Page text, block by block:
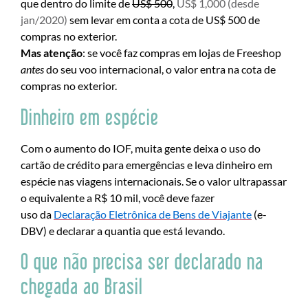
que dentro do limite deUS$ 500, US$ 1,000 (desde
jan/2020) sem levar em conta a cota de US$ 500 de
compras no exterior.
Mas atenção: se você faz compras em lojas de Freeshop
antesdo seu voo internacional, o valor entra na cota de
compras no exterior.
Dinheiro em espécie
Com o aumento do IOF, muita gente deixa o uso do
cartão de crédito para emergências e leva dinheiro em
espécie nas viagens internacionais. Se o valor ultrapassar
o equivalente a R$ 10 mil, você deve fazer
uso da Declaração Eletrônica de Bens de Viajante (e-
DBV) e declarar a quantia que está levando.
O que não precisa ser declarado na
chegada ao Brasil